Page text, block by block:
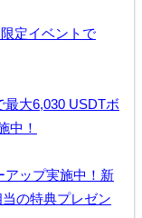
定イベントで
大6,030 USDTボ
中！
アップ実施中！新
の特典プレゼン